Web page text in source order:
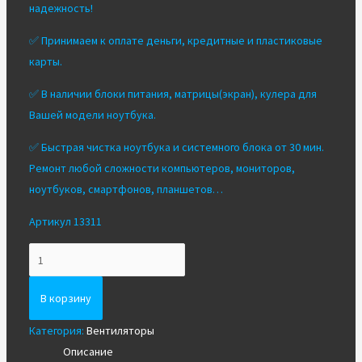
надежность!
✅ Принимаем к оплате деньги, кредитные и пластиковые
карты.
✅ В наличии блоки питания, матрицы(экран), кулера для
Вашей модели ноутбука.
✅ Быстрая чистка ноутбука и системного блока от 30 мин.
Ремонт любой сложности компьютеров, мониторов,
ноутбуков, смартфонов, планшетов…
Артикул 13311
Вентилятор/
Кулер
для
ноутбука
В корзину
Категория: Вентиляторы
Описание